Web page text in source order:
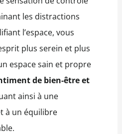
les distractions
l’espace, vous
plus serein et plus
espace sain et propre
de bien-être et
ainsi à une
à un équilibre